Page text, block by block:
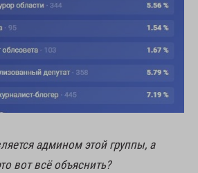
админом этой группы, а
вот всё объяснить?